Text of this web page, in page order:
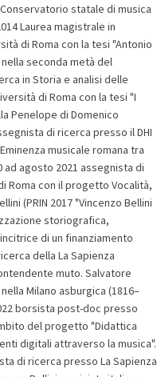
statale di musica
Laurea magistrale in
di Roma con la tesi "Antonio
seconda metà del
in Storia e analisi delle
di Roma con la tesi "I
Penelope di Domenico
di ricerca presso il DHI
musicale romana tra
agosto 2021 assegnista di
Roma con il progetto Vocalità,
(PRIN 2017 "Vincenzo Bellini
storiografica,
di un finanziamento
della La Sapienza
muto. Salvatore
Milano asburgica (1816–
borsista post-doc presso
del progetto "Didattica
digitali attraverso la musica".
di ricerca presso La Sapienza